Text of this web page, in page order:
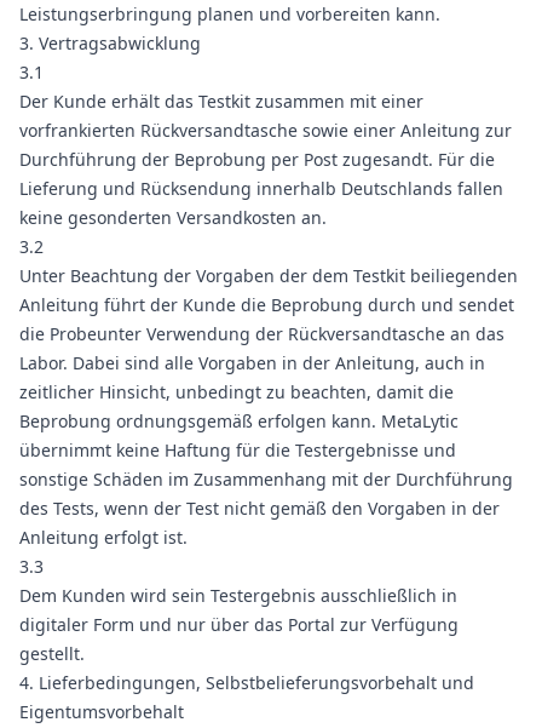
Leistungserbringung planen und vorbereiten kann.
3. Vertragsabwicklung
3.1
Der Kunde erhält das Testkit zusammen mit einer
vorfrankierten Rückversandtasche sowie einer Anleitung zur
Durchführung der Beprobung per Post zugesandt. Für die
Lieferung und Rücksendung innerhalb Deutschlands fallen
keine gesonderten Versandkosten an.
3.2
Unter Beachtung der Vorgaben der dem Testkit beiliegenden
Anleitung führt der Kunde die Beprobung durch und sendet
die Probeunter Verwendung der Rückversandtasche an das
Labor. Dabei sind alle Vorgaben in der Anleitung, auch in
zeitlicher Hinsicht, unbedingt zu beachten, damit die
Beprobung ordnungsgemäß erfolgen kann. MetaLytic
übernimmt keine Haftung für die Testergebnisse und
sonstige Schäden im Zusammenhang mit der Durchführung
des Tests, wenn der Test nicht gemäß den Vorgaben in der
Anleitung erfolgt ist.
3.3
Dem Kunden wird sein Testergebnis ausschließlich in
digitaler Form und nur über das Portal zur Verfügung
gestellt.
4. Lieferbedingungen, Selbstbelieferungsvorbehalt und
Eigentumsvorbehalt